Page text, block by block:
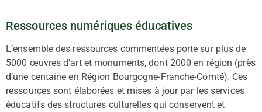
Ressources numériques éducatives
L’ensemble des ressources commentées porte sur plus de
5000 œuvres d’art et monuments, dont 2000 en région (près
d’une centaine en Région Bourgogne-Franche-Comté). Ces
ressources sont élaborées et mises à jour par les services
éducatifs des structures culturelles qui conservent et